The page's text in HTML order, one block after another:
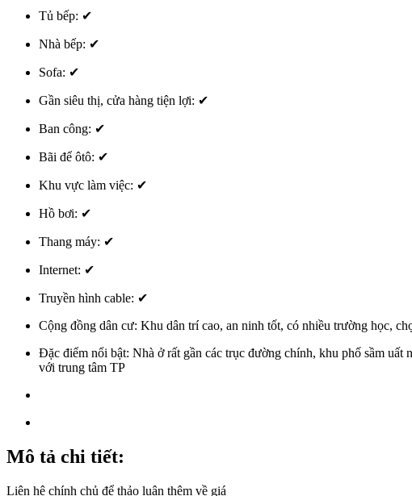
Tủ bếp: ✔
Nhà bếp: ✔
Sofa: ✔
Gần siêu thị, cửa hàng tiện lợi: ✔
Ban công: ✔
Bãi để ôtô: ✔
Khu vực làm việc: ✔
Hồ bơi: ✔
Thang máy: ✔
Internet: ✔
Truyền hình cable: ✔
Cộng đồng dân cư: Khu dân trí cao, an ninh tốt, có nhiều trường học,
Đặc điểm nổi bật: Nhà ở rất gần các trục đường chính, khu phố sầm
với trung tâm TP
Mô tả chi tiết:
Liên hệ chính chủ để thảo luận thêm về giá